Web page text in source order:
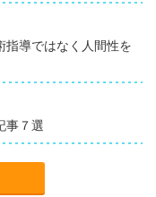
指導ではなく人間性を
事７選